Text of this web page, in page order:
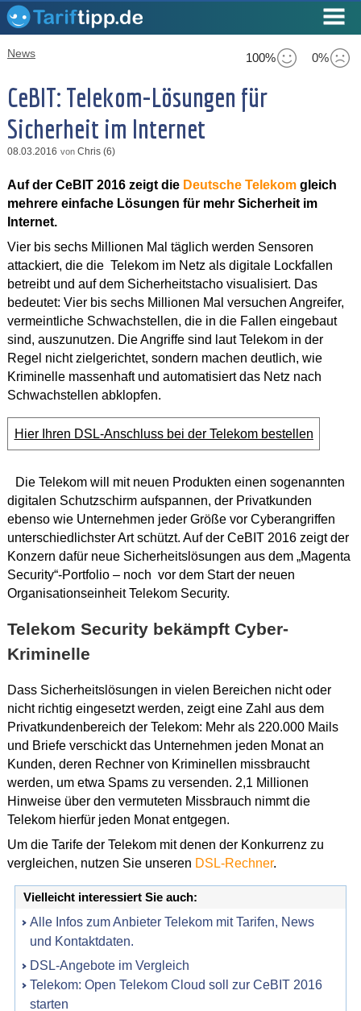
100% 0%
News
CeBIT: Telekom-Lösungen für
Sicherheit im Internet
08.03.2016 von Chris (6)
Auf der CeBIT 2016 zeigt die Deutsche Telekomgleich
mehrere einfache Lösungen für mehr Sicherheit im
Internet.
Vier bis sechs Millionen Mal täglich werden Sensoren
attackiert, die die Telekom im Netz als digitale Lockfallen
betreibt und auf dem Sicherheitstacho visualisiert. Das
bedeutet: Vier bis sechs Millionen Mal versuchen Angreifer,
vermeintliche Schwachstellen, die in die Fallen eingebaut
sind, auszunutzen. Die Angriffe sind laut Telekom in der
Regel nicht zielgerichtet, sondern machen deutlich, wie
Kriminelle massenhaft und automatisiert das Netz nach
Schwachstellen abklopfen.
Hier Ihren DSL-Anschluss bei der Telekom bestellen
Die Telekom will mit neuen Produkten einen sogenannten
digitalen Schutzschirm aufspannen, der Privatkunden
ebenso wie Unternehmen jeder Größe vor Cyberangriffen
unterschiedlichster Art schützt. Auf der CeBIT 2016 zeigt der
Konzern dafür neue Sicherheitslösungen aus dem „Magenta
Security“-Portfolio – noch vor dem Start der neuen
Organisationseinheit Telekom Security.
Telekom Security bekämpft Cyber-
Kriminelle
Dass Sicherheitslösungen in vielen Bereichen nicht oder
nicht richtig eingesetzt werden, zeigt eine Zahl aus dem
Privatkundenbereich der Telekom: Mehr als 220.000 Mails
und Briefe verschickt das Unternehmen jeden Monat an
Kunden, deren Rechner von Kriminellen missbraucht
werden, um etwa Spams zu versenden. 2,1 Millionen
Hinweise über den vermuteten Missbrauch nimmt die
Telekom hierfür jeden Monat entgegen.
Um die Tarife der Telekom mit denen der Konkurrenz zu
vergleichen, nutzen Sie unseren DSL-Rechner.
Vielleicht interessiert Sie auch:
Alle Infos zum Anbieter Telekom mit Tarifen, News
und Kontaktdaten.
DSL-Angebote im Vergleich
Telekom: Open Telekom Cloud soll zur CeBIT 2016
starten